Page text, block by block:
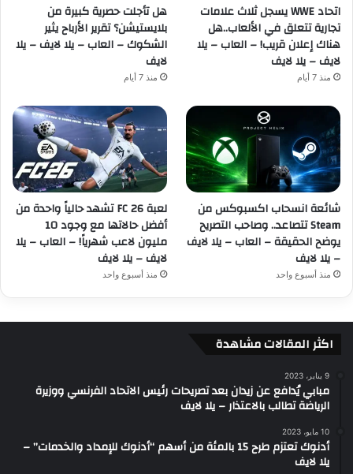
اتحاد WWE يسجل ثلاث علامات
تجارية تتعلق في الألعاب..هل
هناك إعلان قريب! – العاب – يلا
لايف – يلا لايف
منذ 7 أيام
هل تأجلت حصرية كبيرة من
بلايستيشن؟ تقرير الأرباح يثير
الشكوك – العاب – يلا لايف – يلا
لايف
منذ 7 أيام
شائعة انسحاب اكسبوكس من
Steam تتصاعد.. وصاحب التصريح
يوضح الحقيقة – العاب – يلا لايف
– يلا لايف
منذ أسبوع واحد
لعبة FC 26 تشهد حالياً واحدة من
أفضل حالاتها مع وجود 10
مليون لاعب شهرياً! – العاب – يلا
لايف – يلا لايف
منذ أسبوع واحد
اكثر المقالات مشاهدة
9 يناير، 2023
مبابي يُدافع عن زيدان بعد تصريحات رئيس الاتحاد الفرنسي ووزيرة
الرياضة تطالب بالاعتذار – يلا لايف
10 مايو، 2023
أدنوك تعتزم طرح 15 بالمئة من أسهم “أدنوك للإمداد والخدمات” –
يلا لايف